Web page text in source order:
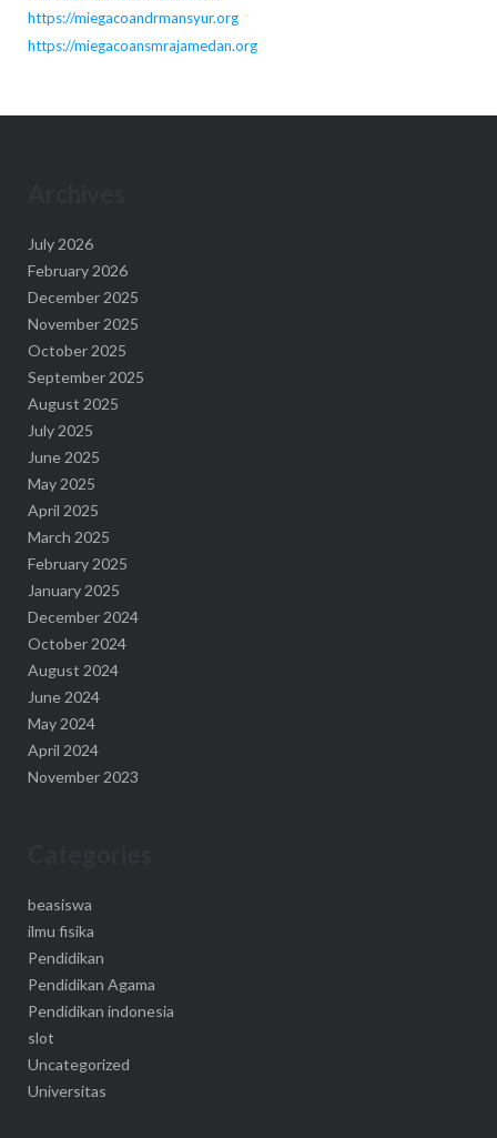
https://miegacoandrmansyur.org
https://miegacoansmrajamedan.org
July 2026
February 2026
December 2025
November 2025
October 2025
September 2025
August 2025
July 2025
June 2025
May 2025
April 2025
March 2025
February 2025
January 2025
December 2024
October 2024
August 2024
June 2024
May 2024
April 2024
November 2023
beasiswa
ilmu fisika
Pendidikan
Pendidikan Agama
Pendidikan indonesia
slot
Uncategorized
Universitas